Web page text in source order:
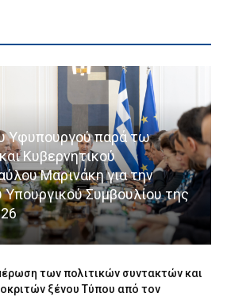
Υφυπουργού παρά τω
Κυβερνητικού
Μαρινάκη για την
Υπουργικού Συμβουλίου της
των πολιτικών συντακτών και
ξένου Τύπου από τον